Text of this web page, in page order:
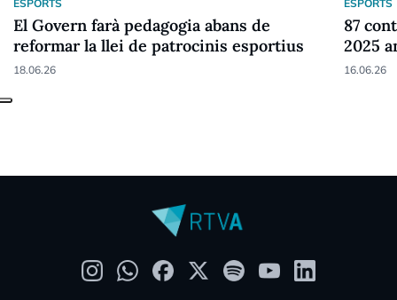
ESPORTS
El Govern farà pedagogia abans de
reformar la llei de patrocinis esportius
18.06.26
ESPORTS
87
2025
16.06.26